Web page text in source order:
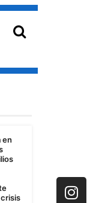
13 años la matrícula
en